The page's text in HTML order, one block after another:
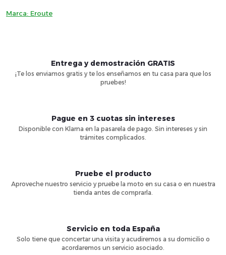
Marca: Eroute
Entrega y demostración GRATIS
¡Te los enviamos gratis y te los enseñamos en tu casa para que los
pruebes!
Pague en 3 cuotas sin intereses
Disponible con Klarna en la pasarela de pago. Sin intereses y sin
trámites complicados.
Pruebe el producto
Aproveche nuestro servicio y pruebe la moto en su casa o en nuestra
tienda antes de comprarla.
Servicio en toda España
Solo tiene que concertar una visita y acudiremos a su domicilio o
acordaremos un servicio asociado.